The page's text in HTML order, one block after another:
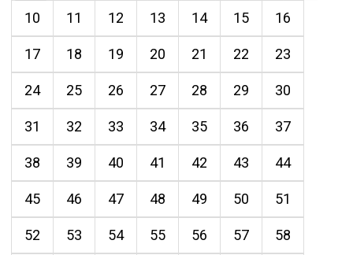
10 11 12 13 14 15 16
17 18 19 20 21 22 23
24 25 26 27 28 29 30
31 32 33 34 35 36 37
38 39 40 41 42 43 44
45 46 47 48 49 50 51
52 53 54 55 56 57 58